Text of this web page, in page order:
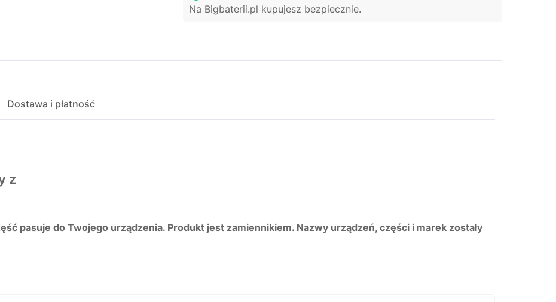
Na Bigbaterii.pl kupujesz bezpiecznie.
Dostawa i płatność
z
pasuje do Twojego urządzenia. Produkt jest zamiennikiem. Nazwy urządzeń, części i marek zostały